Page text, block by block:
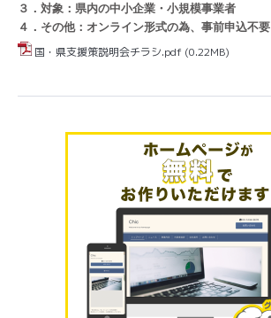
３．対象：県内の中小企業・小規模事業者
４．その他：オンライン形式の為、事前申込不要
国・県支援策説明会チラシ.pdf (0.22MB)